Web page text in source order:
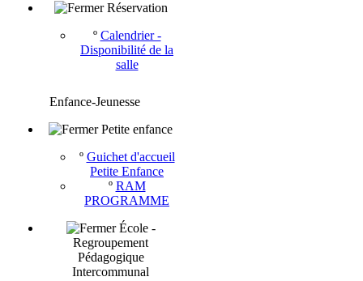
Réservation
º Calendrier -
Disponibilité de la
salle
Enfance-Jeunesse
Petite enfance
º Guichet d'accueil
Petite Enfance
º RAM
PROGRAMME
École -
Regroupement
Pédagogique
Intercommunal